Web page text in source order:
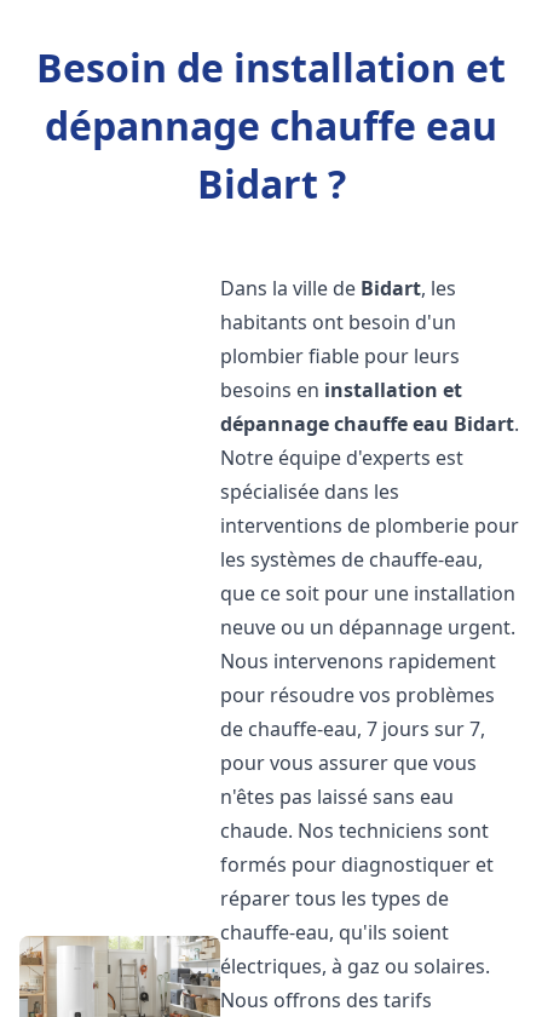
Besoin de installation et
dépannage chauffe eau
Bidart ?
Dans la ville de Bidart, les
habitants ont besoin d'un
plombier fiable pour leurs
besoins en installation et
dépannage chauffe eau Bidart.
Notre équipe d'experts est
spécialisée dans les
interventions de plomberie pour
les systèmes de chauffe-eau,
que ce soit pour une installation
neuve ou un dépannage urgent.
Nous intervenons rapidement
pour résoudre vos problèmes
de chauffe-eau, 7 jours sur 7,
pour vous assurer que vous
n'êtes pas laissé sans eau
chaude. Nos techniciens sont
formés pour diagnostiquer et
réparer tous les types de
chauffe-eau, qu'ils soient
électriques, à gaz ou solaires.
Nous offrons des tarifs